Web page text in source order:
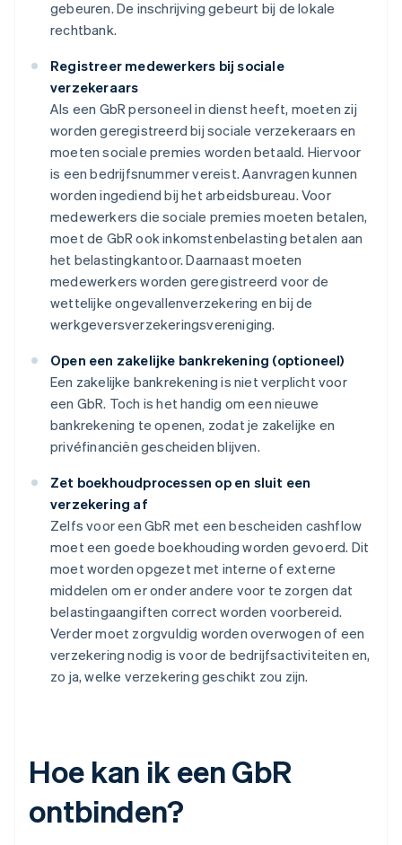
gebeuren. De inschrijving gebeurt bij de lokale
rechtbank.
Registreer medewerkers bij sociale
verzekeraars
Als een GbR personeel in dienst heeft, moeten zij
worden geregistreerd bij sociale verzekeraars en
moeten sociale premies worden betaald. Hiervoor
is een bedrijfsnummer vereist. Aanvragen kunnen
worden ingediend bij het arbeidsbureau. Voor
medewerkers die sociale premies moeten betalen,
moet de GbR ook inkomstenbelasting betalen aan
het belastingkantoor. Daarnaast moeten
medewerkers worden geregistreerd voor de
wettelijke ongevallenverzekering en bij de
werkgeversverzekeringsvereniging.
Open een zakelijke bankrekening (optioneel)
Een zakelijke bankrekening is niet verplicht voor
een GbR. Toch is het handig om een nieuwe
bankrekening te openen, zodat je zakelijke en
privéfinanciën gescheiden blijven.
Zet boekhoudprocessen op en sluit een
verzekering af
Zelfs voor een GbR met een bescheiden cashflow
moet een goede boekhouding worden gevoerd. Dit
moet worden opgezet met interne of externe
middelen om er onder andere voor te zorgen dat
belastingaangiften correct worden voorbereid.
Verder moet zorgvuldig worden overwogen of een
verzekering nodig is voor de bedrijfsactiviteiten en,
zo ja, welke verzekering geschikt zou zijn.
Hoe kan ik een GbR
ontbinden?